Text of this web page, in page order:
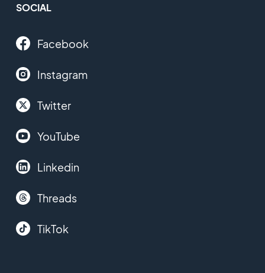
SOCIAL
Facebook
Instagram
Twitter
YouTube
Linkedin
Threads
TikTok